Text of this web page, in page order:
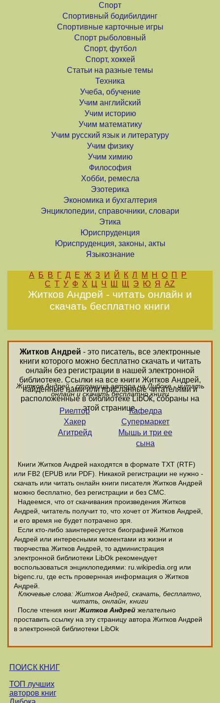
Спорт
Спортивный бодибилдинг
Спортивные карточные игры
Спорт рыболовный
Спорт, футбол
Спорт, хоккей
Статьи на разные темы
Техника
Учеба, обучение
Учим английский
Учим историю
Учим математику
Учим русский язык и литературу
Учим физику
Учим химию
Философия
Хобби, ремесла
Эзотерика
Экономика и бухгалтерия
Энциклопедии, справочники, словари
Этика
Юриспруденция
Юриспруденция, законы, акты
Языкознание
А Б В Г Д Е Ж З И Й К Л М Н О П
Р
С Т У Ф Х Ц Ч Ш Щ Э Ю Я AZ
Житков Андрей - читать онлайн и
скачать бесплатно книги
Житков Андрей - это писатель, все электронные
книги которого можно бесплатно скачать и читать
онлайн без регистрации в нашей электронной
библиотеке. Ссылки на все книги Житков Андрей,
найденные нами или присланные читателями и
расположенные в библиотеке LibOk, собраны на
этой странице.
Житков Андрей - страница автора на Либоке - читать
онлайн и скачать бесплатно книги
Риелтор
Хакер
Агитрейд
Кафедра
Супермаркет
Мышь и три ее
сына
Книги Житков Андрей находятся в формате ТХТ (RTF)
или FB2 (EPUB или PDF). Никакой регистрации не нужно -
скачать или читать онлайн книги писателя Житков Андрей
можно бесплатно, без регистрации и без СМС.
Надеемся, что от скачивания произведения Житков
Андрей, читатель получит то, что хочет от Житков Андрей,
и его время не будет потрачено зря.
Если кто-либо заинтересуется биографией Житков
Андрей или интересными моментами из жизни и
творчества Житков Андрей, то администрация
электронной библиотеки LibOk рекомендует
воспользоваться энциклопедиями: ru.wikipedia.org или
bigenc.ru, где есть провернная информация о Житков
Андрей.
Ключевые слова: Житков Андрей, скачать, бесплатно,
читать, онлайн, книги
После чтения книгЖитков Андрей желательно
проставить ссылку на эту страницу автора Житков Андрей
в электронной библиотеки LibOk
ПОИСК КНИГ
ТОП лучших
авторов книг